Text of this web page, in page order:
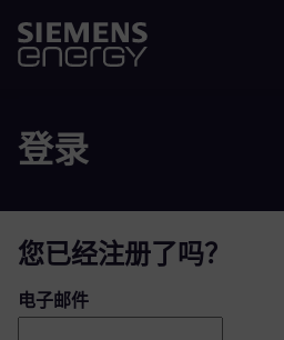
登录
您已经注册了吗？
登录：用户和密码
电子邮件